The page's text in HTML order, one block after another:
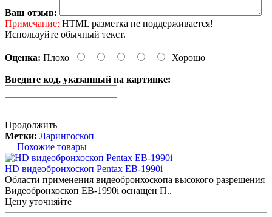
Ваш отзыв:
Примечание: HTML разметка не поддерживается!
Используйте обычный текст.
Оценка: Плохо Хорошо
Введите код, указанный на картинке:
Продолжить
Метки: Ларингоскоп
Похожие товары
HD видеобронхоскоп Pentax EB-1990i
Области применения видеобронхоскопа высокого разрешения
Видеобронхоскоп EB-1990i оснащён П..
Цену уточняйте